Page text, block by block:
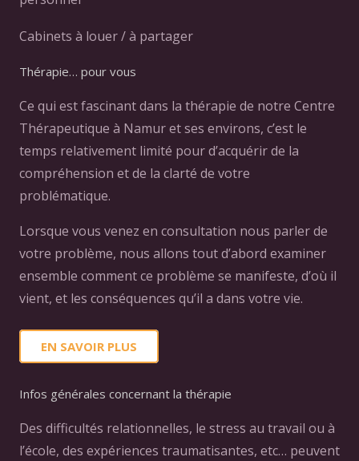
Cabinets à louer / à partager
Thérapie… pour vous
Ce qui est fascinant dans la thérapie de notre Centre
Thérapeutique à Namur et ses environs, c’est le
temps relativement limité pour d’acquérir de la
compréhension et de la clarté de votre
problématique.
Lorsque vous venez en consultation nous parler de
votre problème, nous allons tout d’abord examiner
ensemble comment ce problème se manifeste, d’où il
vient, et les conséquences qu’il a dans votre vie.
EN SAVOIR PLUS
Infos générales concernant la thérapie
Des difficultés relationnelles, le stress au travail ou à
l’école, des expériences traumatisantes, etc… peuvent